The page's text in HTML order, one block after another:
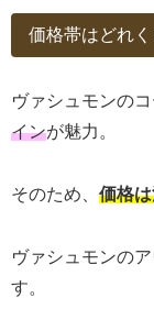
価格帯はどれく
ヴァシュモンのコ
インが魅力。
そのため、 価格
ヴァシュモンの
す。